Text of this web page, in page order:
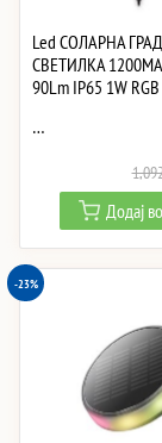
Led СОЛАРНА
СВЕТИЛКА
90Lm IP65 1W RGB
…
Додај
-23%